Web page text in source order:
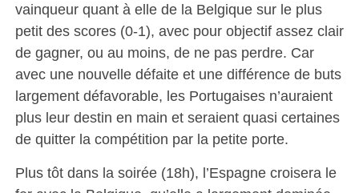
vainqueur quant à elle de la Belgique sur le plus
petit des scores (0-1), avec pour objectif assez clair
de gagner, ou au moins, de ne pas perdre. Car
avec une nouvelle défaite et une différence de buts
largement défavorable, les Portugaises n’auraient
plus leur destin en main et seraient quasi certaines
de quitter la compétition par la petite porte.
Plus tôt dans la soirée (18h), l’Espagne croisera le